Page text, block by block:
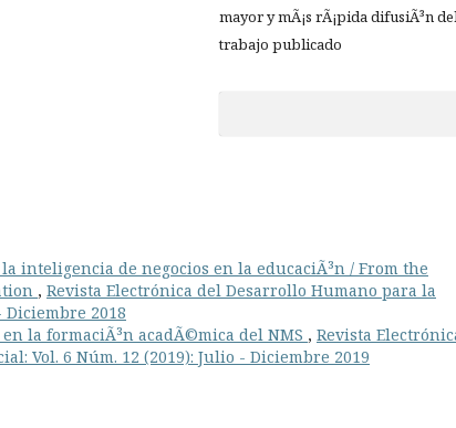
mayor y mÃ¡s rÃ¡pida difusiÃ³n
trabajo publicado
inteligencia de negocios en la educaciÃ³n / From the
, Revista Electrónica del Desarrollo Humano para la
Diciembre 2018
la formaciÃ³n acadÃ©mica del NMS , Revista
Vol. 6 Núm. 12 (2019): Julio - Diciembre 2019